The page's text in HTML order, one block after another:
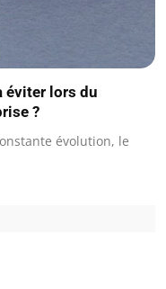
éviter lors du
?
évolution, le